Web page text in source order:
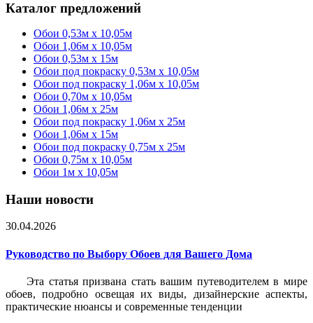
Каталог предложений
Обои 0,53м x 10,05м
Обои 1,06м х 10,05м
Обои 0,53м x 15м
Обои под покраску 0,53м x 10,05м
Обои под покраску 1,06м х 10,05м
Обои 0,70м x 10,05м
Обои 1,06м x 25м
Обои под покраску 1,06м x 25м
Обои 1,06м x 15м
Обои под покраску 0,75м x 25м
Обои 0,75м x 10,05м
Обои 1м х 10,05м
Наши новости
30.04.2026
Руководство по Выбору Обоев для Вашего Дома
Эта статья призвана стать вашим путеводителем в мире
обоев, подробно освещая их виды, дизайнерские аспекты,
практические нюансы и современные тенденции